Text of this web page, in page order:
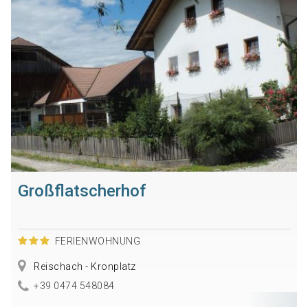
Großflatscherhof
FERIENWOHNUNG
Reischach - Kronplatz
+39 0474 548084